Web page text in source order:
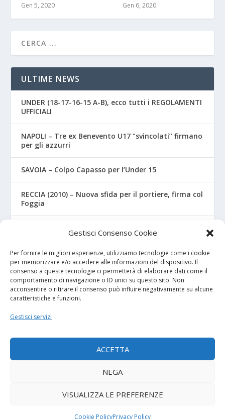
Gestisci Consenso Cookie
Per fornire le migliori esperienze, utilizziamo tecnologie come i cookie
per memorizzare e/o accedere alle informazioni del dispositivo. Il
consenso a queste tecnologie ci permetterà di elaborare dati come il
comportamento di navigazione o ID unici su questo sito. Non
acconsentire o ritirare il consenso può influire negativamente su alcune
caratteristiche e funzioni.
Gestisci servizi
ACCETTA
NEGA
VISUALIZZA LE PREFERENZE
Cookie PolicyPrivacy Policy
Gen 5, 2020 Gen 6, 2020
ULTIME NEWS
UNDER (18-17-16-15 A-B), ecco tutti i REGOLAMENTI
UFFICIALI
NAPOLI – Tre ex Benevento U17 “svincolati” firmano
per gli azzurri
SAVOIA – Colpo Capasso per l’Under 15
RECCIA (2010) – Nuova sfida per il portiere, firma col
Foggia
RIZZO – Dalla “Fratelli Bandiera” al Crotone: la
favola di Christian
I NOSTRI SPONSOR
Calcio Panchina
Diretta.it
Termini e condizioni